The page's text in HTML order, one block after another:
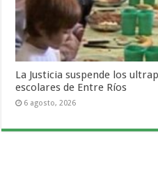
La Justicia suspende los
escolares de Entre Ríos
6 agosto, 2026